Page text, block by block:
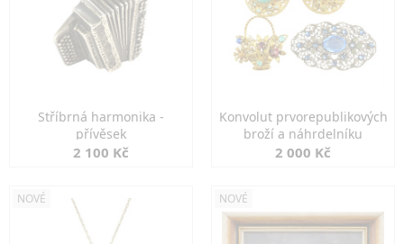
Stříbrná harmonika -
přívěsek
2 100 Kč
Konvolut prvorepublikových
broží a náhrdelníku
2 000 Kč
NOVÉ NOVÉ